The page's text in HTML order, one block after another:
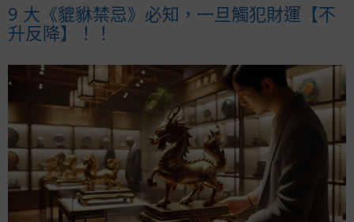
9 大《貔貅禁忌》必知，一旦觸犯財運【不
升反降】！！